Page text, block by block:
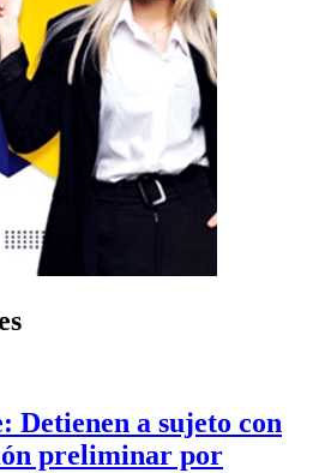
Detienen a sujeto con
preliminar por